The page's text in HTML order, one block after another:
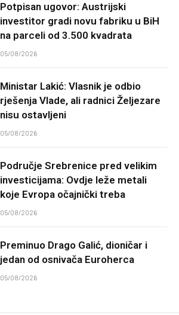
Potpisan ugovor: Austrijski
investitor gradi novu fabriku u BiH
na parceli od 3.500 kvadrata
05/08/2026
Ministar Lakić: Vlasnik je odbio
rješenja Vlade, ali radnici Željezare
nisu ostavljeni
05/08/2026
Područje Srebrenice pred velikim
investicijama: Ovdje leže metali
koje Evropa očajnički treba
05/08/2026
Preminuo Drago Galić, dioničar i
jedan od osnivača Euroherca
05/08/2026